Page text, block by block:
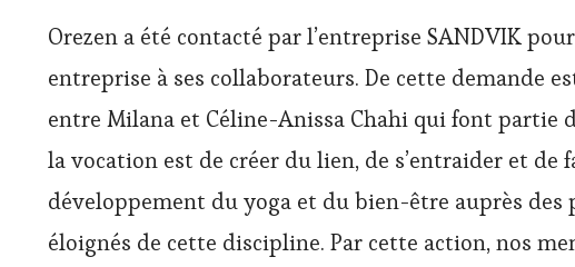
Orezen a été contacté par l’entreprise SANDVIK
entreprise à ses collaborateurs. De cette demande
entre Milana et Céline-Anissa Chahi qui font partie
la vocation est de créer du lien, de s’entraider et de
développement du yoga et du bien-être auprès des
éloignés de cette discipline. Par cette action, nos